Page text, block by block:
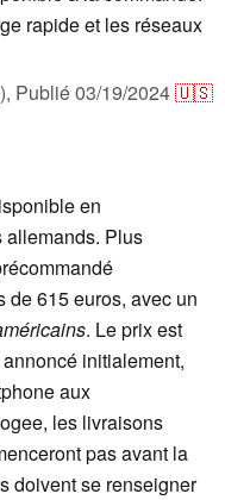
rapide et les réseaux
Publié03/19/2024🇺🇸
en
allemands. Plus
de 615 euros, avec un
. Le prix est
initialement,
aux
les livraisons
pas avant la
doivent se renseigner